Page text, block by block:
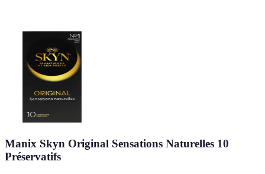
Manix Skyn Original Sensations Naturelles 10
Préservatifs